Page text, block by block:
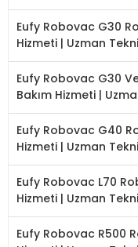
Eufy Robovac G30
Hizmeti | Uzman
Eufy Robovac G30
Bakım Hizmeti |
Eufy Robovac G40
Hizmeti | Uzman
Eufy Robovac L70
Hizmeti | Uzman
Eufy Robovac R500